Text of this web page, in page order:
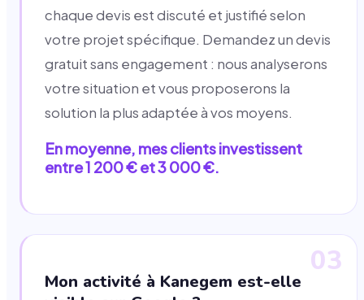
chaque devis est discuté et justifié selon
votre projet spécifique. Demandez un devis
gratuit sans engagement : nous analyserons
votre situation et vous proposerons la
solution la plus adaptée à vos moyens.
En moyenne, mes clients investissent
entre 1 200 € et 3 000 €.
03
Mon activité à Kanegem est-elle